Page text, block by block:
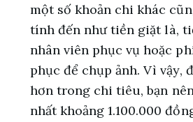
một số khoản chi khác
tính đến như tiền giặt là,
nhân viên phục vụ hoặc
phục để chụp ảnh. Vì vậy,
hơn trong chi tiêu, bạn
nhất khoảng 1.100.000